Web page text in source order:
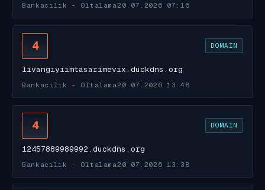
Bankacılık - Oltalama20.07.2026 07:16
4 DOMAIN
livangiyiimtasarimevix.duckdns.org
Bankacılık - Oltalama20.07.2026 13:48
4 DOMAIN
12457889989992.duckdns.org
Bankacılık - Oltalama20.07.2026 13:38